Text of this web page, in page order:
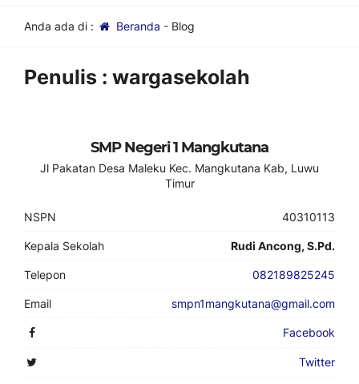
Anda ada di : Beranda - Blog
Penulis : wargasekolah
SMP Negeri 1 Mangkutana
Jl Pakatan Desa Maleku Kec. Mangkutana Kab, Luwu
Timur
NSPN 40310113
Kepala Sekolah Rudi Ancong, S.Pd.
Telepon 082189825245
Email smpn1mangkutana@gmail.com
Facebook
Twitter